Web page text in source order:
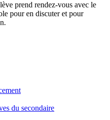
prend rendez-vous avec le
pour en discuter et pour
du secondaire